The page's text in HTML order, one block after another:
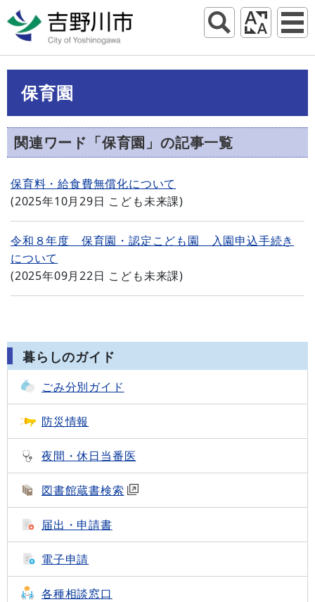
保育園
関連ワード「保育園」の記事一覧
保育料・給食費無償化について
(2025年10月29日 こども未来課)
令和８年度 保育園・認定こども園 入園申込手続き
について
(2025年09月22日 こども未来課)
暮らしのガイド
ごみ分別ガイド
防災情報
夜間・休日当番医
図書館蔵書検索
届出・申請書
電子申請
各種相談窓口